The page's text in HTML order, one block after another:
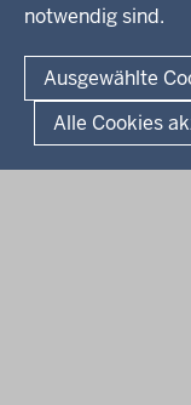
notwendig sind.
Ausgewählte
Alle Cookies
© 2026
Fußzeile
Impressum
Kurzlink zu dieser Seite